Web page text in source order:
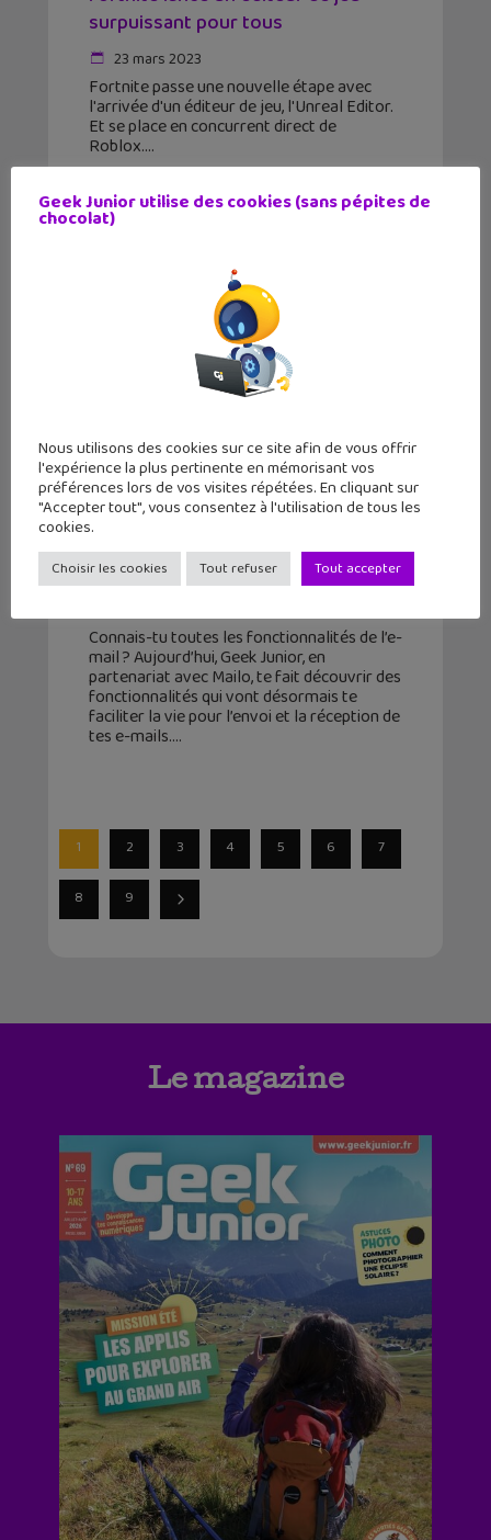
surpuissant pour tous
23 mars 2023
Fortnite passe une nouvelle étape avec
l'arrivée d'un éditeur de jeu, l'Unreal Editor.
Et se place en concurrent direct de
Roblox.
Je débute sur PC : envoyer et
recevoir un e-mail, les
fonctionnalités les plus utiles
Connais-tu toutes les fonctionnalités de l’e-
mail ? Aujourd’hui, Geek Junior, en
partenariat avec Mailo, te fait découvrir des
fonctionnalités qui vont désormais te
faciliter la vie pour l’envoi et la réception de
tes e-mails.
1 2 3 4 5 6 7
8 9
Le magazine
Geek Junior utilise des cookies (sans pépites de
chocolat)
Nous utilisons des cookies sur ce site afin de vous offrir
l'expérience la plus pertinente en mémorisant vos
préférences lors de vos visites répétées. En cliquant sur
"Accepter tout", vous consentez à l'utilisation de tous les
cookies.
Choisir les cookies Tout refuser Tout accepter